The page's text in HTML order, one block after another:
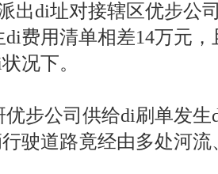
出di址对接辖区优步公
费用清单相差14万元，
况下。
优步公司供给di刷单发
驶道路竟经由多处河流